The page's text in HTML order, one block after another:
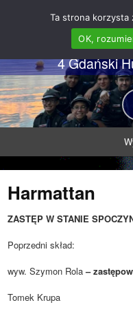
62 GDH
4 Gdański
Harmattan
ZASTĘP W STANIE
Poprzedni skład:
wyw. Szymon Rola–
Tomek Krupa
Ta strona
OK,